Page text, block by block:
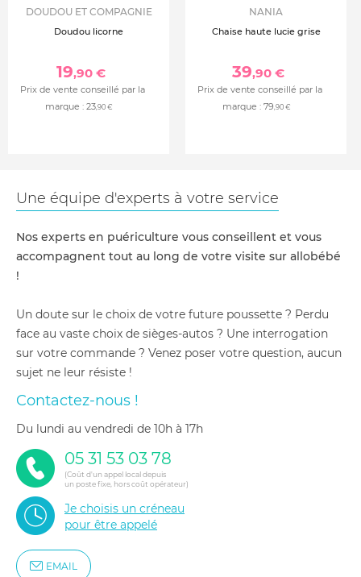
DOUDOU ET COMPAGNIE
Doudou licorne
19,90 €
Prix de vente conseillé par la
marque : 23,90 €
NANIA
Chaise haute lucie grise
39,90 €
Prix de vente conseillé par la
marque : 79,90 €
Une équipe d'experts à votre service
Nos experts en puériculture vous conseillent et vous
accompagnent tout au long de votre visite sur allobébé
!
Un doute sur le choix de votre future poussette ? Perdu
face au vaste choix de sièges-autos ? Une interrogation
sur votre commande ? Venez poser votre question, aucun
sujet ne leur résiste !
Contactez-nous !
du lundi au vendredi de 10h à 17h
05 31 53 03 78
(Coût d'un appel local depuis
un poste fixe, hors coût opérateur)
Je choisis un créneau
pour être appelé
EMAIL